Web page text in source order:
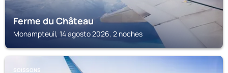
Ferme du Château
Monampteuil, 14 agosto 2026, 2 noches
SOISSONS